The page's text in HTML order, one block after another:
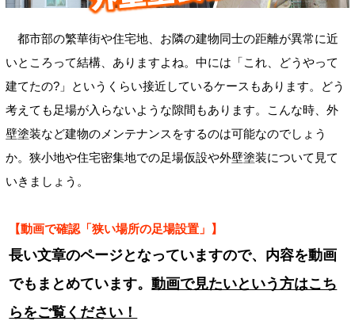
都市部の繁華街や住宅地、お隣の建物同士の距離が異常に近
いところって結構、ありますよね。中には「これ、どうやって
建てたの?」というくらい接近しているケースもあります。どう
考えても足場が入らないような隙間もあります。こんな時、外
壁塗装など建物のメンテナンスをするのは可能なのでしょう
か。狭小地や住宅密集地での足場仮設や外壁塗装について見て
いきましょう。
【動画で確認「狭い場所の足場設置」】
長い文章のページとなっていますので、内容を動画
でもまとめています。動画で見たいという方はこち
らをご覧ください！